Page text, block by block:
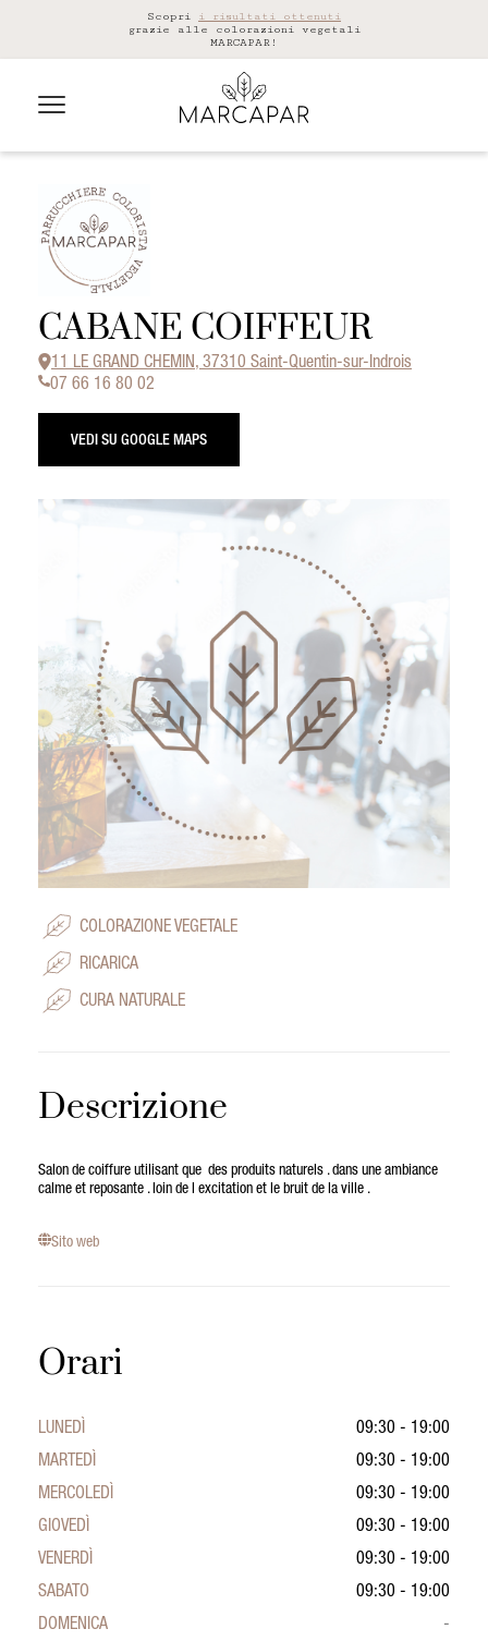
Scopri i risultati ottenuti
grazie alle colorazioni vegetali
MARCAPAR!
CABANE COIFFEUR
11 LE GRAND CHEMIN, 37310 Saint-Quentin-sur-Indrois
07 66 16 80 02
VEDI SU GOOGLE MAPS
COLORAZIONE VEGETALE
RICARICA
CURA NATURALE
Descrizione
Salon de coiffure utilisant que des produits naturels . dans une ambiance
calme et reposante . loin de l excitation et le bruit de la ville .
Sito web
Orari
LUNEDÌ
09:30 - 19:00
MARTEDÌ
09:30 - 19:00
MERCOLEDÌ
09:30 - 19:00
GIOVEDÌ
09:30 - 19:00
VENERDÌ
09:30 - 19:00
SABATO
09:30 - 19:00
DOMENICA
-